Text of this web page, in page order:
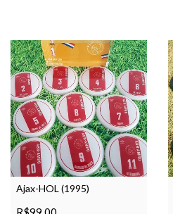
Ajax-HOL (1995)